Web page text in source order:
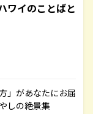
ワイのことばと
」があなたにお届
しの絶景集